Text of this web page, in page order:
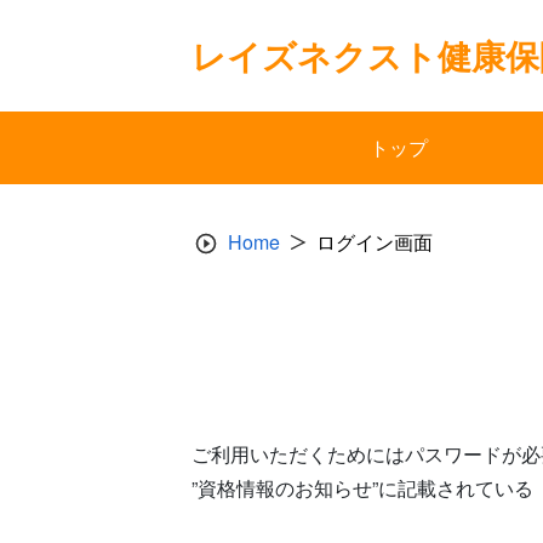
レイズネクスト健康
トップ
Home ログイン画面
ご利用いただくためにはパスワードが必
”資格情報のお知らせ”に記載されてい